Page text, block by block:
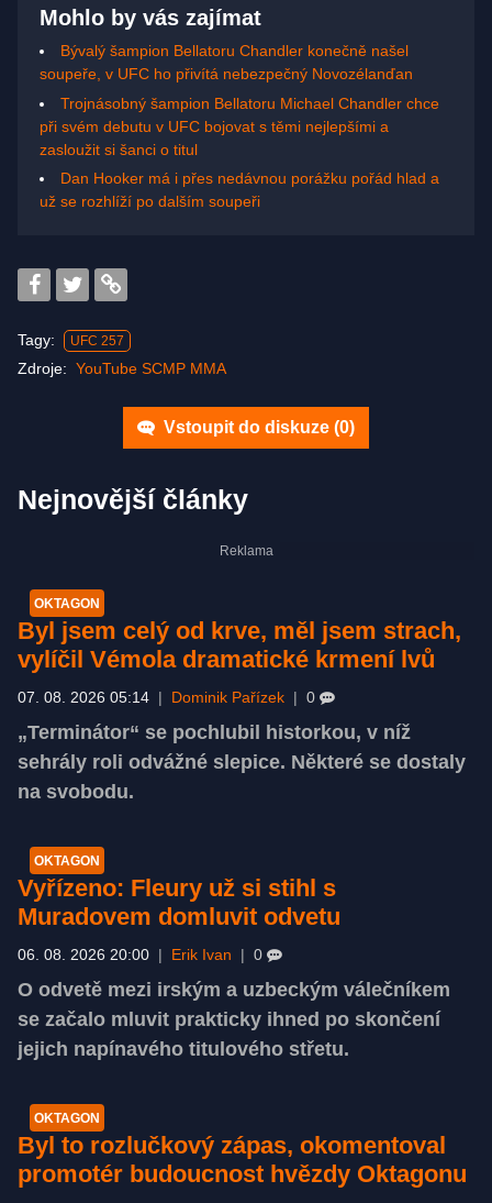
Mohlo by vás zajímat
Bývalý šampion Bellatoru Chandler konečně našel
soupeře, v UFC ho přivítá nebezpečný Novozélanďan
Trojnásobný šampion Bellatoru Michael Chandler chce
při svém debutu v UFC bojovat s těmi nejlepšími a
zasloužit si šanci o titul
Dan Hooker má i přes nedávnou porážku pořád hlad a
už se rozhlíží po dalším soupeři
Tagy: UFC 257
Zdroje: YouTube SCMP MMA
Vstoupit do diskuze (0)
Nejnovější články
OKTAGON
Byl jsem celý od krve, měl jsem strach,
vylíčil Vémola dramatické krmení lvů
07. 08. 2026 05:14 Dominik Pařízek 0
„Terminátor“ se pochlubil historkou, v níž
sehrály roli odvážné slepice. Některé se dostaly
na svobodu.
OKTAGON
Vyřízeno: Fleury už si stihl s
Muradovem domluvit odvetu
06. 08. 2026 20:00 Erik Ivan 0
O odvetě mezi irským a uzbeckým válečníkem
se začalo mluvit prakticky ihned po skončení
jejich napínavého titulového střetu.
OKTAGON
Byl to rozlučkový zápas, okomentoval
promotér budoucnost hvězdy Oktagonu